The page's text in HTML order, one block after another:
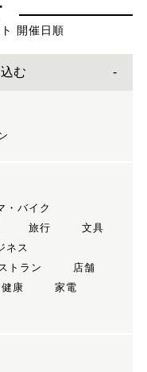
開催日順
む
・バイク
旅行
文具
ネス
トラン
店舗
康
家電